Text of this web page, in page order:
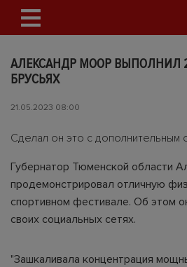
АЛЕКСАНДР МООР ВЫПОЛНИЛ
БРУСЬЯХ
21.05.2023 08:00
Сделал он это с дополнительным
Губернатор Тюменской области
продемонстрировал отличную
спортивном фестивале. Об этом
своих социальных сетях.
"Зашкаливала концентрация